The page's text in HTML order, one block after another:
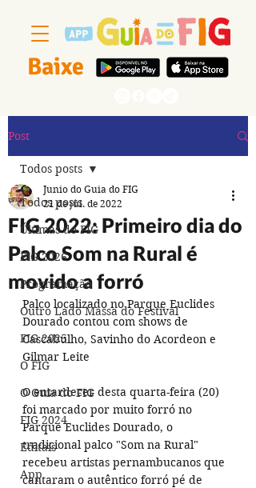
Baixe
Post
Todos posts
Últimas do FIG
FIG 2026
Programação
Outro Lado Massa do Festival
FIG 2025
O FIG
O Guia do FIG
FIG 2024
Editais
App
Todos posts
FIG 2022: Primeiro dia do
Palco Som na Rural é
movido a forró
Junio do Guia do FIG
21 de jul. de 2022
Palco localizado no Parque Euclides
Dourado contou com shows de
Cascabulho, Savinho do Acordeon e
Gilmar Leite
O entardecer desta quarta-feira (20)
foi marcado por muito forró no
Parque Euclides Dourado, o
tradicional palco "Som na Rural"
recebeu artistas pernambucanos que
cantaram o autêntico forró pé de